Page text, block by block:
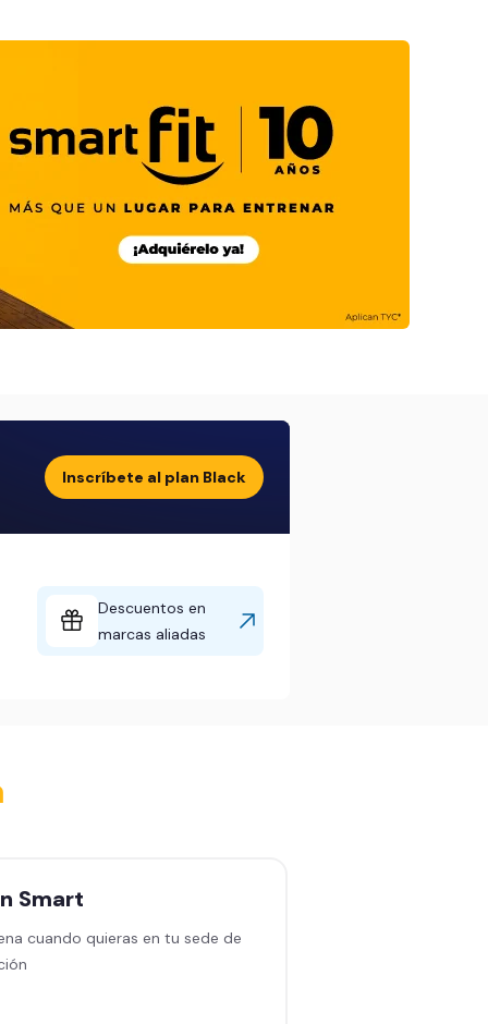
Inscríbete al plan Black
Descuentos en
marcas aliadas
Smart
cuando quieras en tu sede de